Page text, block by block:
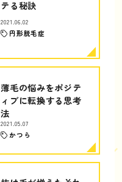
テる秘訣
2021.06.02
円形脱毛症
薄毛の悩みをポジテ
ィブに転換する思考
法
2021.05.07
かつら